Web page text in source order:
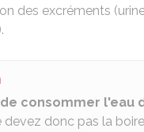
des excréments
consommer l'eau
devez donc pas la